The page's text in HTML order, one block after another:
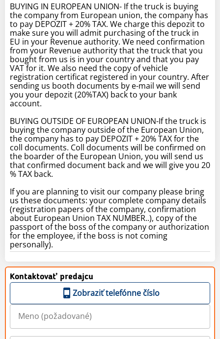
BUYING IN EUROPEAN UNION- If the truck is buying
the company from European union, the company has
to pay DEPOZIT + 20% TAX. We charge this depozit to
make sure you will admit purchasing of the truck in
EU in your Revenue authority. We need confirmation
from your Revenue authority that the truck that you
bought from us is in your country and that you pay
VAT for it. We also need the copy of vehicle
registration certificat registered in your country. After
sending us booth documents by e-mail we will send
you your depozit (20%TAX) back to your bank
account.
BUYING OUTSIDE OF EUROPEAN UNION-If the truck is
buying the company outside of the European Union,
the company has to pay DEPOZIT + 20% TAX for the
coll documents. Coll documents will be confirmed on
the boarder of the European Union, you will send us
that confirmed document back and we will give you 20
% TAX back.
If you are planning to visit our company please bring
us these documents: your complete company details
(registration papers of the company, confirmation
about European Union TAX NUMBER..), copy of the
passport of the boss of the company or authorization
for the employee, if the boss is not coming
personally).
Kontaktovať predajcu
Zobraziť telefónne číslo